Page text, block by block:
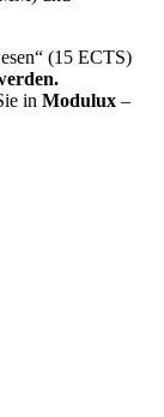
(15 ECTS)
in Modulux –